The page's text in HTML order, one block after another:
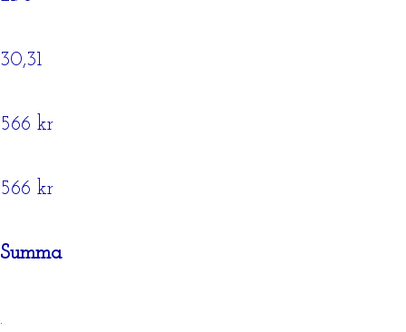
30,31
566 kr
566 kr
Summa
.